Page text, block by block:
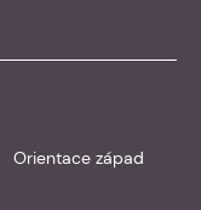
Orientace západ